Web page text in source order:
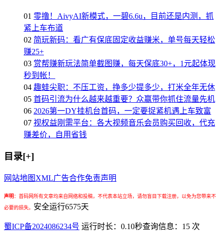
01 零撸！AivyAI新模式，一碧6.6u，目前还是内测，抓
紧上车布道
02 简玩新码：看广有保底固定收益赚米，单号每天轻松
赚25+
03 赏帮赚新玩法简单截图赚，每天保底30+，1元起体现
秒到帐！
04 趣蛙尖职：不压工资，挣多少提多少，打米全年无休
05 首码引流为什么越来越重要？众赢带你抓住流量先机
06 2026第一DY挂机台首码，一定要捉紧机遇上车致富
07 视权益刚需平台：各大视频音乐会员购买回收，代充
赚差价，自用省钱
目录[+]
网站地图 XML广告合作免责声明
声明： 首码网所有文章均来自网络和投稿，不代表本站立场，请勿盲目下载注册，以免为您带来不
必要的损失。 安全运行6575天
蜀ICP备2024086234号 运行时长：0.10秒查询信息：15 次